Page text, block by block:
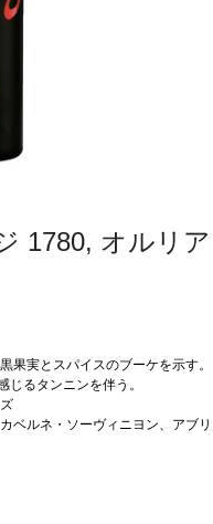
1780, オルリア
果実とスパイスのブーケを示す。
るタンニンを伴う。
ベルネ・ソーヴィニヨン、アブリ